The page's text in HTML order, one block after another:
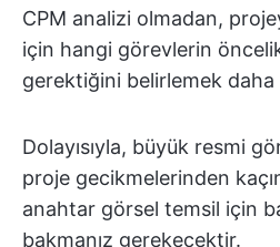
CPM analizi olmadan,
için hangi görevlerin
gerektiğini belirlemek daha
Dolayısıyla, büyük resmi
proje gecikmelerinden
anahtar görsel temsil için
bakmanız gerekecektir.